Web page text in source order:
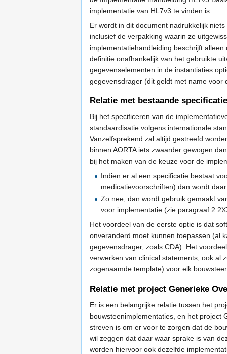
implementatie van HL7v3 te vinden is.
Er wordt in dit document nadrukkelijk
inclusief de verpakking waarin ze
implementatiehandleiding beschrijft
definitie onafhankelijk van het gebruikte
gegevenselementen in de instantiaties
gegevensdrager (dit geldt met name voor
Relatie met bestaande
Bij het specificeren van de
standaardisatie volgens internationale
Vanzelfsprekend zal altijd gestreefd
binnen AORTA iets zwaarder gewogen
bij het maken van de keuze voor de
Indien er al een specificatie bestaat
medicatievoorschriften) dan wordt
Zo nee, dan wordt gebruik gemaakt
voor implementatie (zie paragraaf
Het voordeel van de eerste optie is dat
onveranderd moet kunnen toepassen (al
gegevensdrager, zoals CDA). Het
verwerken van clinical statements, ook al
zogenaamde template) voor elk
Relatie met project Generieke
Er is een belangrijke relatie tussen het
bouwsteenimplementaties, en het project
streven is om er voor te zorgen dat de
wil zeggen dat daar waar sprake is van
worden hiervoor ook dezelfde